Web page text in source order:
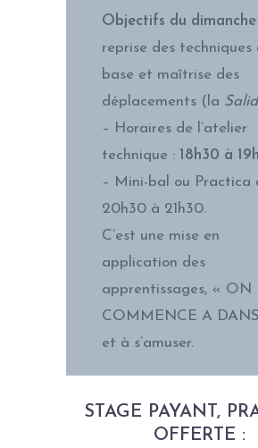
Objectifs du dimanche
reprise des techniques
base et maîtrise des
déplacements (la
– Horaires de l’atelier
technique : 18h30 à
– Mini-bal ou Practica
20h30 à 21h30.
C’est une mise en
application des
apprentissages, « ON
COMMENCE A
et à s’amuser.
STAGE PAYANT,
OFFERTE :